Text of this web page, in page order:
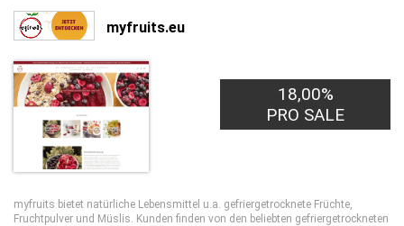
myfruits.eu
18,00%
PRO SALE
myfruits bietet natürliche Lebensmittel u.a. gefriergetrocknete Früchte,
Fruchtpulver und Müslis. Kunden finden von den beliebten gefriergetrockneten